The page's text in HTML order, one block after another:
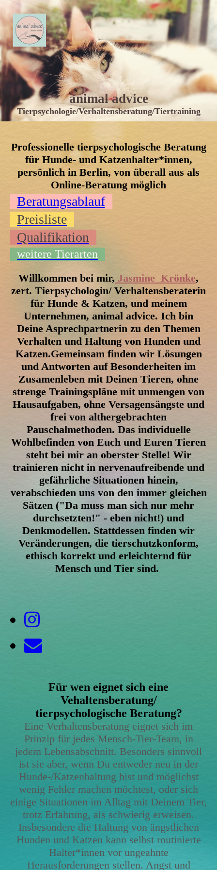
animal advice
Tierpsychologie/Verhaltensberatung/Tiertraining
Professionelle tierpsychologische Beratung
für Hunde- und Katzenhalter*innen,
persönlich in Berlin, von überall aus als
Online-Beratung möglich
Beratungsablauf
Preisliste
Qualifikation
weitere Tierarten
Willkommen bei mir, Jasmine Krönke,
zert. Tierpsychologin/ Verhaltensberaterin
für Hunde & Katzen, und meinem
Unternehmen, animal advice. Ich bin
Deine Asprechpartnerin zu den Themen
Verhalten und Haltung von Hunden und
Katzen.Gemeinsam finden wir Lösungen
und Antworten auf Besonderheiten im
Zusamenleben mit Deinen Tieren, ohne
strenge Trainingspläne mit unmengen von
Hausaufgaben, ohne Versagensängste und
frei von althergebrachten
Pauschalmethoden. Das individuelle
Wohlbefinden von Euch und Euren Tieren
steht bei mir an oberster Stelle! Wir
trainieren nicht in nervenaufreibende und
gefährliche Situationen hinein,
verabschieden uns von den immer gleichen
Sätzen ("Da muss man sich nur mehr
durchsetzten!" - eben nicht!) und
Denkmodellen. Stattdessen finden wir
Veränderungen, die tierschutzkonform,
ethisch korrekt und erleichternd für
Mensch und Tier sind.
Für wen eignet sich eine
Vehaltensberatung/
tierpsychologische Beratung?
Eine Verhaltensberatung eignet sich im
Prinzip für jedes Mensch-Tier-Team, in
jedem Lebensabschnitt. Besonders sinnvoll
ist sie aber, wenn Du entweder neu in der
Hunde-/Katzenhaltung bist und möglichst
wenig Fehler machen möchtest, oder sich
einige Situationen im Alltag mit Deinem Tier,
trotz Erfahrung, als schwierig erweisen.
Insbesondere die Haltung von ängstlichen
Hunden und Katzen kann selbst routinierte
Halter*innen vor ungeahnte
Herausforderungen stellen. Angst und